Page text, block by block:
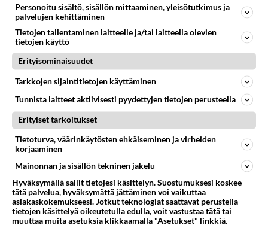
Äänestä Kommentoi
Personoitu sisältö, sisällön mittaaminen, yleisötutkimus ja
palvelujen kehittäminen
Tietojen tallentaminen laitteelle ja/tai laitteella olevien
tietojen käyttö
Erityisominaisuudet
Tarkkojen sijaintitietojen käyttäminen
Tunnista laitteet aktiivisesti pyydettyjen tietojen perusteella
Erityiset tarkoitukset
Tietoturva, väärinkäytösten ehkäiseminen ja virheiden
korjaaminen
Mainonnan ja sisällön tekninen jakelu
Hyväksymällä sallit tietojesi käsittelyn. Suostumuksesi koskee
tätä palvelua, hyväksymättä jättäminen voi vaikuttaa
asiakaskokemukseesi. Jotkut teknologiat saattavat perustella
tietojen käsittelyä oikeutetulla edulla, voit vastustaa tätä tai
muuttaa muita asetuksia klikkaamalla "Asetukset" linkkiä.